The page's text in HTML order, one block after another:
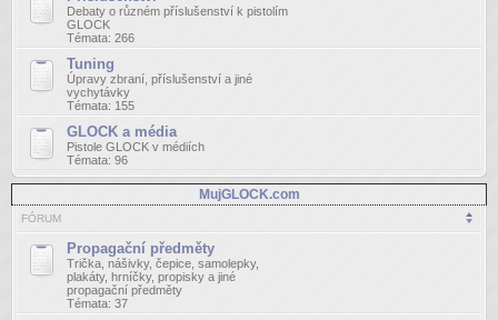
Debaty o různém příslušenství k pistolím
GLOCK
Témata: 266
Tuning
Úpravy zbraní, příslušenství a jiné
vychytávky
Témata: 155
GLOCK a média
Pistole GLOCK v médiích
Témata: 96
MujGLOCK.com
FÓRUM
Propagační předměty
Trička, nášivky, čepice, samolepky,
plakáty, hrníčky, propisky a jiné
propagační předměty
Témata: 37